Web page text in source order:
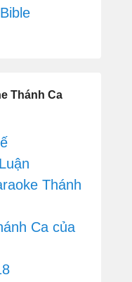
Thánh Ca
Thánh
Ca của